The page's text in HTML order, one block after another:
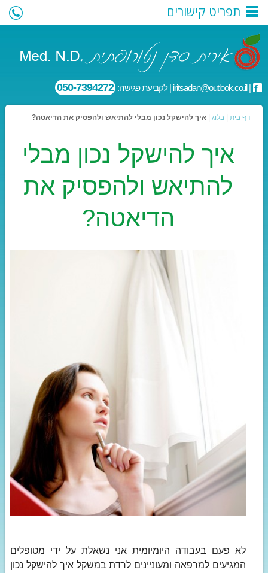
|
iritsadan@outlook.co.il | לקביעת פגישה: 050-7394272
דף בית| בלוג| איך להישקל נכון מבלי להתיאש ולהפסיק את הדיאטה?
איך להישקל נכון מבלי
להתיאש ולהפסיק את
הדיאטה?
לא פעם בעבודה היומיומית אני נשאלת על ידי מטופלים
המגיעים למרפאה ומעוניינים לרדת במשקל איך להישקל נכון
תפריט קישורים